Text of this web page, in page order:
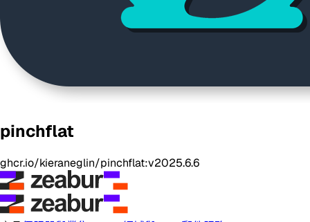
pinchflat
ghcr.io/kieraneglin/pinchflat:v2025.6.6